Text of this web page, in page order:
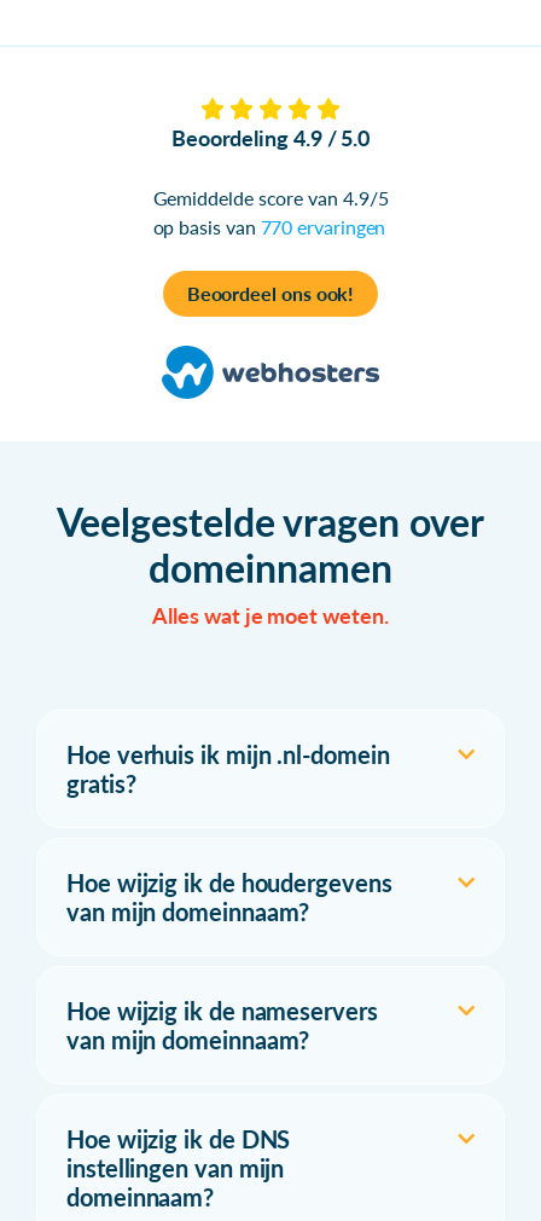
Beoordeling 4.9 / 5.0
Gemiddelde score van 4.9/5
op basis van 770 ervaringen
Beoordeel ons ook!
Veelgestelde vragen over
domeinnamen
Alles wat je moet weten.
Hoe verhuis ik mijn .nl-domein
gratis?
Hoe wijzig ik de houdergevens
van mijn domeinnaam?
Hoe wijzig ik de nameservers
van mijn domeinnaam?
Hoe wijzig ik de DNS
instellingen van mijn
domeinnaam?